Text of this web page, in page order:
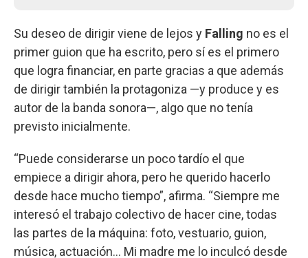
Su deseo de dirigir viene de lejos y Falling no es el
primer guion que ha escrito, pero sí es el primero
que logra financiar, en parte gracias a que además
de dirigir también la protagoniza —y produce y es
autor de la banda sonora—, algo que no tenía
previsto inicialmente.
“Puede considerarse un poco tardío el que
empiece a dirigir ahora, pero he querido hacerlo
desde hace mucho tiempo”, afirma. “Siempre me
interesó el trabajo colectivo de hacer cine, todas
las partes de la máquina: foto, vestuario, guion,
música, actuación... Mi madre me lo inculcó desde